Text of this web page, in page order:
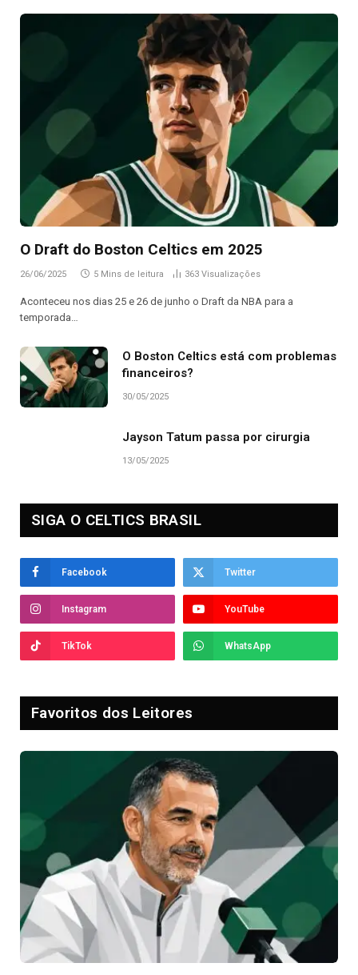
O Draft do Boston Celtics em 2025
26/06/2025 5 Mins de leitura 363 Visualizações
Aconteceu nos dias 25 e 26 de junho o Draft da NBA para a
temporada…
O Boston Celtics está com problemas
financeiros?
30/05/2025
Jayson Tatum passa por cirurgia
13/05/2025
SIGA O CELTICS BRASIL
Facebook Twitter
Instagram YouTube
TikTok WhatsApp
Favoritos dos Leitores